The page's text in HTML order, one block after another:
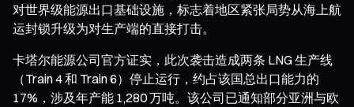
对世界级能源出口基础设施，标志着地区紧张局势从海上航
运封锁升级为对生产端的直接打击。
卡塔尔能源公司官方证实，此次袭击造成两条 LNG 生产线
（Train 4 和 Train 6）停止运行，约占该国总出口能力的
17%，涉及年产能 1,280 万吨。该公司已通知部分亚洲与欧